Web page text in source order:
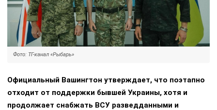
Фото: ТГ-канал «Рыбарь»
Официальный Вашингтон утверждает, что поэтапно
отходит от поддержки бывшей Украины, хотя и
продолжает снабжать ВСУ разведданными и